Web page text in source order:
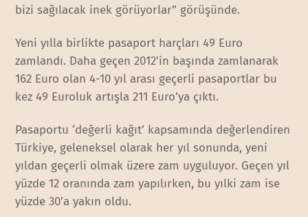
bizi sağılacak inek görüyorlar” görüşünde.
Yeni yılla birlikte pasaport harçları 49 Euro
zamlandı. Daha geçen 2012’in başında zamlanarak
162 Euro olan 4-10 yıl arası geçerli pasaportlar bu
kez 49 Euroluk artışla 211 Euro’ya çıktı.
Pasaportu ‘değerli kağıt’ kapsamında değerlendiren
Türkiye, geleneksel olarak her yıl sonunda, yeni
yıldan geçerli olmak üzere zam uyguluyor. Geçen yıl
yüzde 12 oranında zam yapılırken, bu yılki zam ise
yüzde 30’a yakın oldu.